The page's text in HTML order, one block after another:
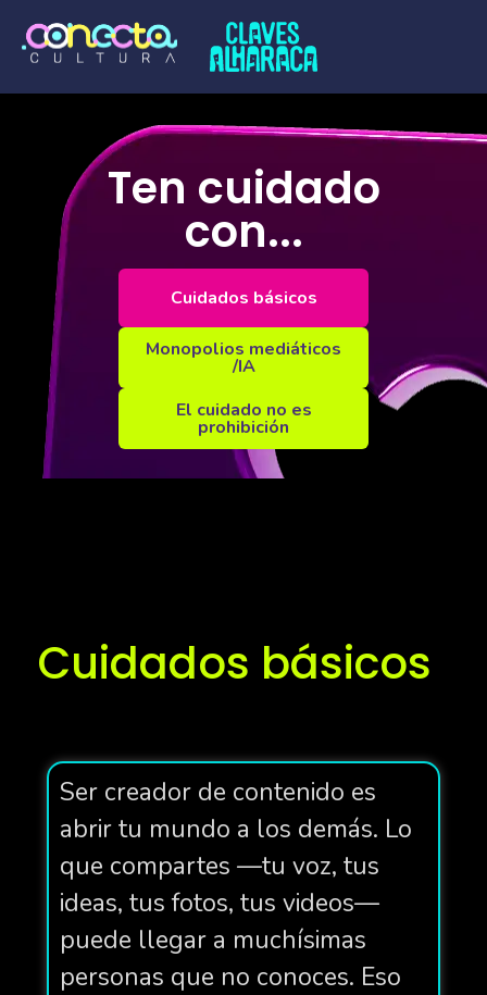
Ten cuidado
con...
Cuidados básicos
Monopolios mediáticos
/IA
El cuidado no es
prohibición
Cuidados básicos
Ser creador de contenido es
abrir tu mundo a los demás. Lo
que compartes —tu voz, tus
ideas, tus fotos, tus videos—
puede llegar a muchísimas
personas que no conoces. Eso